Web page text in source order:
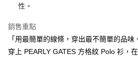
1.分期款項不併入電信帳單，「大哥付你分期
2.透過簡訊連結打開帳單後，可選擇「超商條
帳／街口支付／iPASS MONEY」等通路繳費。
【注意事項】
【「AFTEE先享後付」結帳流程】
結帳頁面，進行簡訊認證並確認金額後，即可完
２．訂單成立數日內，您將收到繳費通知簡訊。
ATM／網路銀行／等多元方式進行付款，方視
免運費
付款後全家取貨
免運費
性。
銷售重點
「用最簡單的線條，穿出最不簡單的品味
穿上 PEARLY GATES 方格紋 Polo 衫，